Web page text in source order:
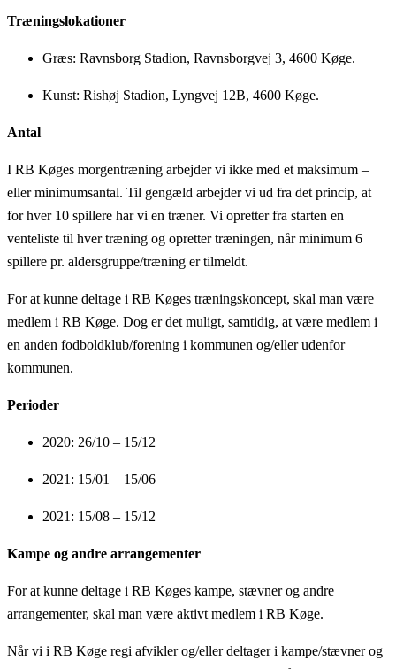
Træningslokationer
Græs: Ravnsborg Stadion, Ravnsborgvej 3, 4600 Køge.
Kunst: Rishøj Stadion, Lyngvej 12B, 4600 Køge.
Antal
I RB Køges morgentræning arbejder vi ikke med et maksimum –
eller minimumsantal. Til gengæld arbejder vi ud fra det princip, at
for hver 10 spillere har vi en træner. Vi opretter fra starten en
venteliste til hver træning og opretter træningen, når minimum 6
spillere pr. aldersgruppe/træning er tilmeldt.
For at kunne deltage i RB Køges træningskoncept, skal man være
medlem i RB Køge. Dog er det muligt, samtidig, at være medlem i
en anden fodboldklub/forening i kommunen og/eller udenfor
kommunen.
Perioder
2020: 26/10 – 15/12
2021: 15/01 – 15/06
2021: 15/08 – 15/12
Kampe og andre arrangementer
For at kunne deltage i RB Køges kampe, stævner og andre
arrangementer, skal man være aktivt medlem i RB Køge.
Når vi i RB Køge regi afvikler og/eller deltager i kampe/stævner og